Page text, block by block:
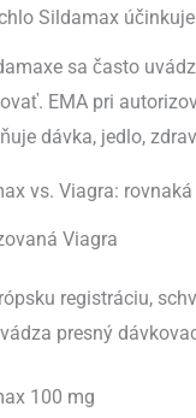
Sildamax
sa často
EMA pri
dávka, jedlo,
vs. Viagra:
Viagra
registráciu,
presný
100 mg